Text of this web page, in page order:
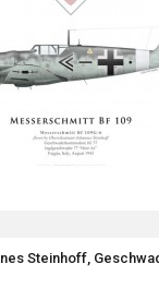
Steinhoff,